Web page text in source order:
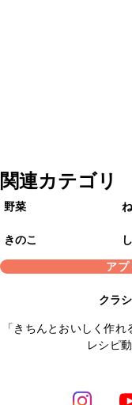
関連カテゴリ
野菜
きのこ
ア
クラ
「きちんとおいしく作
レシピ